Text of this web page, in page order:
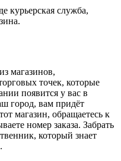
курьерская служба,
магазинов,
точек, которые
появится у вас в
город, вам придёт
магазин, обращаетесь к
номер заказа. Забрать
который знает